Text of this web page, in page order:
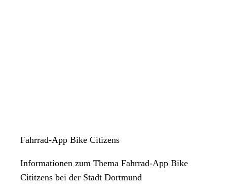
Fahrrad-App Bike Citizens
Informationen zum Thema Fahrrad-App Bike
Cititzens bei der Stadt Dortmund